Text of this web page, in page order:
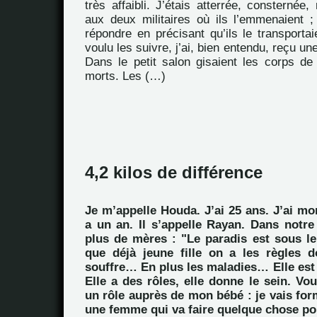
très affaibli. J’étais atterrée, consternée,
aux deux militaires où ils l’emmenaient
répondre en précisant qu’ils le
voulu les suivre, j’ai, bien entendu, reçu
Dans le petit salon gisaient les corps
morts. Les (…)
4,2 kilos de différence
Je m’appelle Houda. J’ai 25 ans. J’ai
a un an. Il s’appelle Rayan. Dans
plus de mères : "Le paradis est sous
que déjà jeune fille on a les règles
souffre… En plus les maladies… Elle est
Elle a des rôles, elle donne le sein.
un rôle auprès de mon bébé : je vais
une femme qui va faire quelque chose